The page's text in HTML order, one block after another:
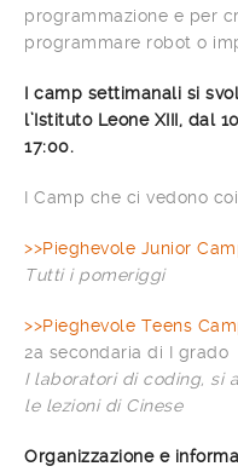
programmazione e per
programmare robot o
I camp settimanali si
l’Istituto Leone XIII, dal
17:00.
I Camp che ci vedono
>>Pieghevole Junior
Tutti i pomeriggi
>>Pieghevole Teens
2a secondaria di I grado
I laboratori di coding, si
le lezioni di Cinese
Organizzazione e